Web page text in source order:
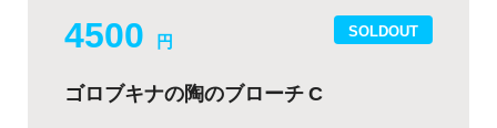
SOLDOUT
4500 円
ゴロブキナの陶のブローチ C